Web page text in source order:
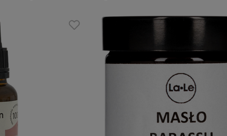
przypominający połączenie kiwi z zielonym bananem
porowatość czy typ skrętu
włosy. Odczekaj 3-5 minut i dokładnie spłucz letnią